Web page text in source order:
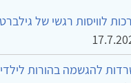
לוויסות רגשי של
להגשמה בהורות